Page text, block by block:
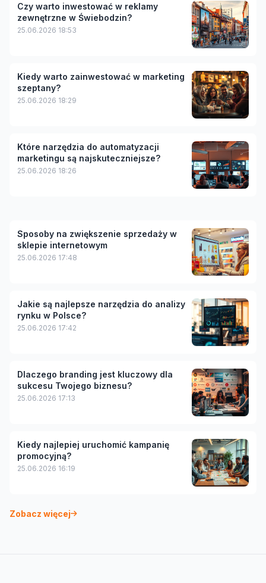
Czy warto inwestować w reklamy
zewnętrzne w Świebodzin?
25.06.2026 18:53
Kiedy warto zainwestować w marketing
szeptany?
25.06.2026 18:29
Które narzędzia do automatyzacji
marketingu są najskuteczniejsze?
25.06.2026 18:26
Sposoby na zwiększenie sprzedaży w
sklepie internetowym
25.06.2026 17:48
Jakie są najlepsze narzędzia do analizy
rynku w Polsce?
25.06.2026 17:42
Dlaczego branding jest kluczowy dla
sukcesu Twojego biznesu?
25.06.2026 17:13
Kiedy najlepiej uruchomić kampanię
promocyjną?
25.06.2026 16:19
Zobacz więcej